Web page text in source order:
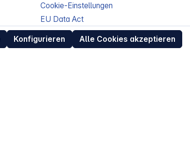
Cookie-Einstellungen
EU Data Act
Konfigurieren Alle Cookies akzeptieren